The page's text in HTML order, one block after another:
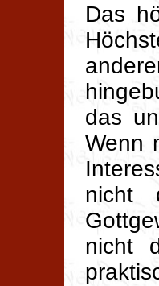
Das
das
Wenn
nicht
nicht